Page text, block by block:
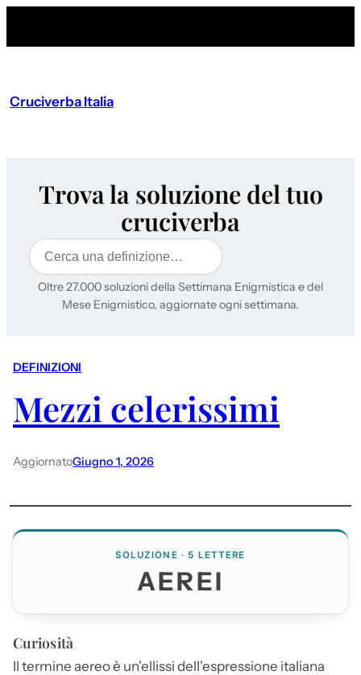
Cruciverba Italia
Trova la soluzione del tuo
cruciverba
Cerca
Oltre 27.000 soluzioni della Settimana Enigmistica e del
Mese Enigmistico, aggiornate ogni settimana.
DEFINIZIONI
Mezzi celerissimi
AggiornatoGiugno 1, 2026
SOLUZIONE · 5 LETTERE
AEREI
Curiosità
Il termine aereo è un'ellissi dell'espressione italiana